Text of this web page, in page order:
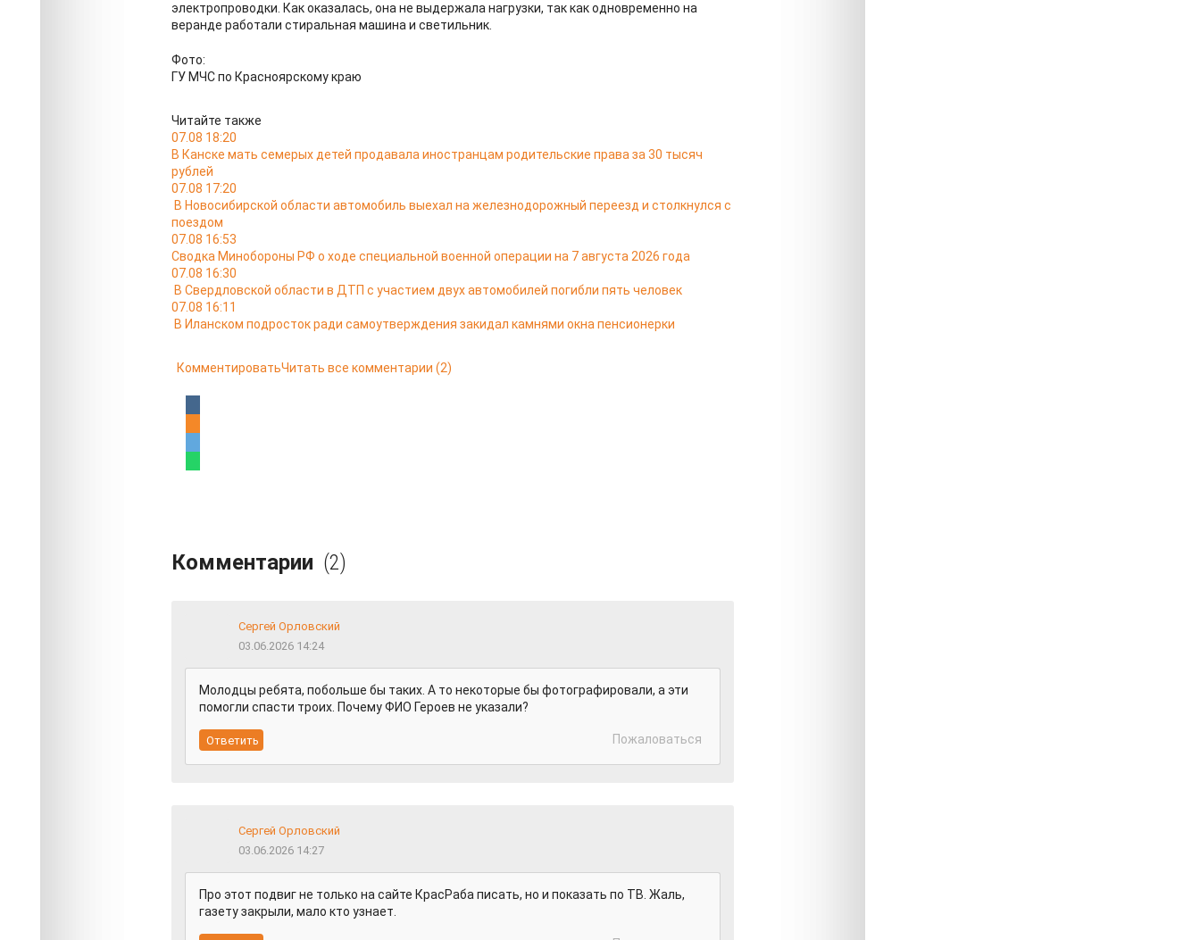
электропроводки. Как оказалась, она не выдержала нагрузки, так как одновременно на
веранде работали стиральная машина и светильник.
Фото:
ГУ МЧС по Красноярскому краю
Читайте также
07.08 18:20
В Канске мать семерых детей продавала иностранцам родительские права за 30 тысяч
рублей
07.08 17:20
В Новосибирской области автомобиль выехал на железнодорожный переезд и столкнулся с
поездом
07.08 16:53
Сводка Минобороны РФ о ходе специальной военной операции на 7 августа 2026 года
07.08 16:30
В Свердловской области в ДТП с участием двух автомобилей погибли пять человек
07.08 16:11
В Иланском подросток ради самоутверждения закидал камнями окна пенсионерки
КомментироватьЧитать все комментарии (2)
Комментарии (2)
Сергей Орловский
03.06.2026 14:24
Молодцы ребята, побольше бы таких. А то некоторые бы фотографировали, а эти
помогли спасти троих. Почему ФИО Героев не указали?
Пожаловаться
Сергей Орловский
03.06.2026 14:27
Про этот подвиг не только на сайте КрасРаба писать, но и показать по ТВ. Жаль,
газету закрыли, мало кто узнает.